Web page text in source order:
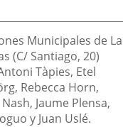
Municipales de La
(C/ Santiago, 20)
Tàpies, Etel
Rebecca Horn,
Jaume Plensa,
y Juan Uslé.